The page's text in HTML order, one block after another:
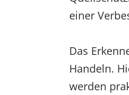
einer
Das
Handeln.
werden